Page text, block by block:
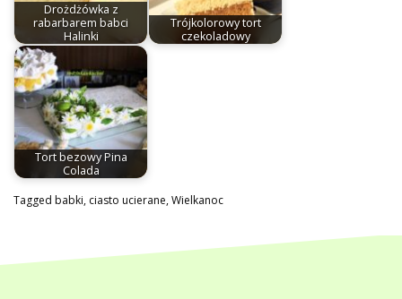
Drożdżówka z
rabarbarem babci
Halinki
Trójkolorowy tort
czekoladowy
Tort bezowy Pina
Colada
Tagged babki, ciasto ucierane,Wielkanoc